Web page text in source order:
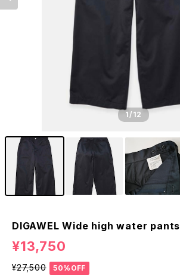
1/12
DIGAWEL Wide high water pants
¥13,750
¥27,500
50%OFF